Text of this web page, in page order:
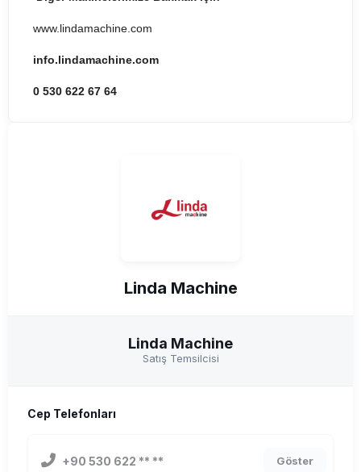
www.lindamachine.com
info.lindamachine.com
0 530 622 67 64
Linda Machine
Linda Machine
Satış Temsilcisi
Cep Telefonları
+90 530 622 ** ** Göster